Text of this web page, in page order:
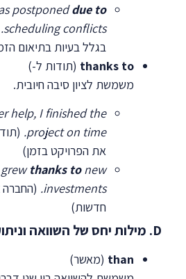
postponeddue to
scheduling conflicts.
בגלל בעיות בתיאום
thanks to (תודות ל-)
משמשת לציון סיבה חיובית.
help, I finished the
project on time.
את הפרויקט בזמן)
thanks tonew
investments.
חדשות)
D. מילות יחס של השוואה וניתוק
than (מאשר)